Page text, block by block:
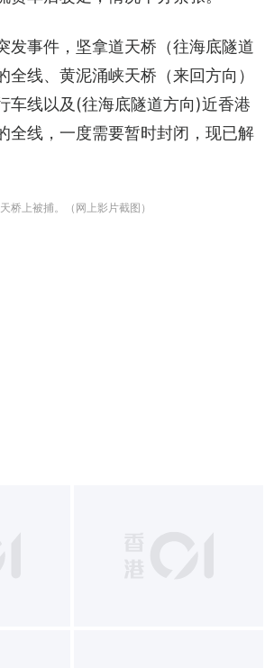
发事件，坚拿道天桥（往海底隧道
全线、黄泥涌峡天桥（来回方向）
车线以及(往海底隧道方向)近香港
全线，一度需要暂时封闭，现已解
桥上被捕。（网上影片截图）